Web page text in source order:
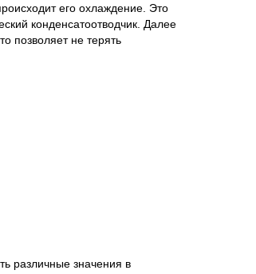
его охлаждение. Это
конденсатоотводчик. Далее
позволяет не терять
различные значения в